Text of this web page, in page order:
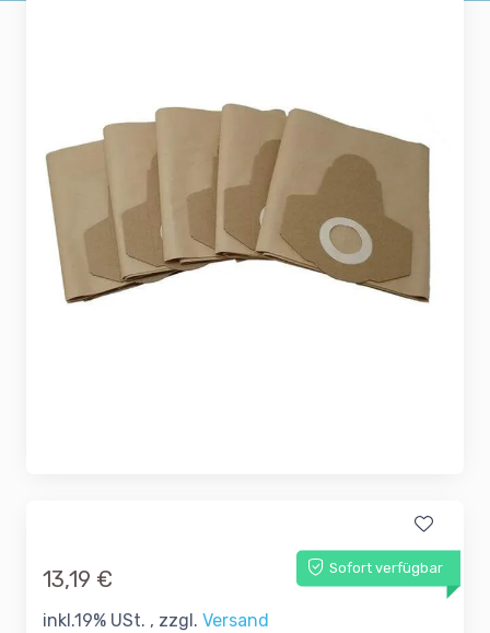
Sofort verfügbar
13,19 €
inkl.19% USt. , zzgl. Versand